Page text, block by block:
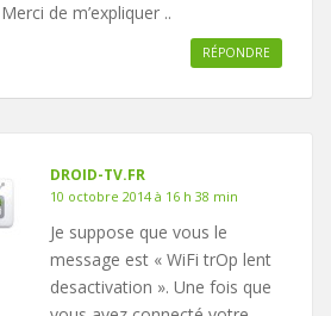
Merci de m’expliquer ..
RÉPONDRE
DROID-TV.FR
10 octobre 2014 à 16 h 38 min
Je suppose que vous le
message est « WiFi trOp lent
desactivation ». Une fois que